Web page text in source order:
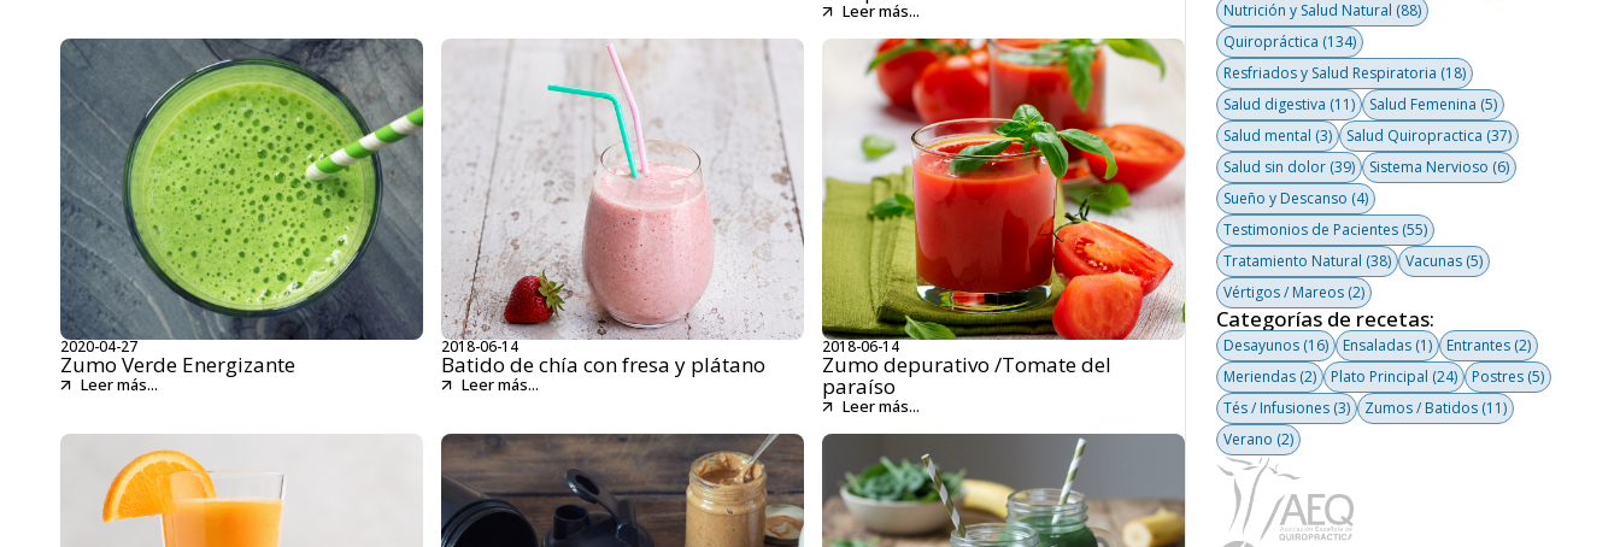
Leer más...
2020-04-27
Zumo Verde Energizante
Leer más...
2018-06-14
Batido de chía con fresa y plátano
Leer más...
2018-06-14
Zumo depurativo /Tomate del
paraíso
Leer más...
Nutrición y Salud Natural (88)
Quiropráctica (134)
Resfriados y Salud Respiratoria (18)
Salud digestiva (11) Salud Femenina (5)
Salud mental (3) Salud Quiropractica (37)
Salud sin dolor (39) Sistema Nervioso (6)
Sueño y Descanso (4)
Testimonios de Pacientes (55)
Tratamiento Natural (38) Vacunas (5)
Vértigos / Mareos (2)
Categorías de recetas:
Desayunos (16) Ensaladas (1) Entrantes (2)
Meriendas (2) Plato Principal (24) Postres (5)
Tés / Infusiones (3) Zumos / Batidos (11)
Verano (2)